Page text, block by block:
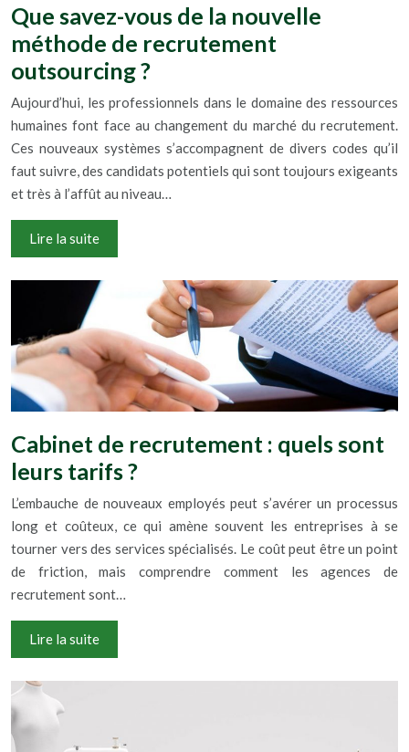
Que savez-vous de la nouvelle
méthode de recrutement
outsourcing ?
Aujourd’hui, les professionnels dans le domaine des ressources
humaines font face au changement du marché du recrutement.
Ces nouveaux systèmes s’accompagnent de divers codes qu’il
faut suivre, des candidats potentiels qui sont toujours exigeants
et très à l’affût au niveau…
Lire la suite
Cabinet de recrutement : quels sont
leurs tarifs ?
L’embauche de nouveaux employés peut s’avérer un processus
long et coûteux, ce qui amène souvent les entreprises à se
tourner vers des services spécialisés. Le coût peut être un point
de friction, mais comprendre comment les agences de
recrutement sont…
Lire la suite